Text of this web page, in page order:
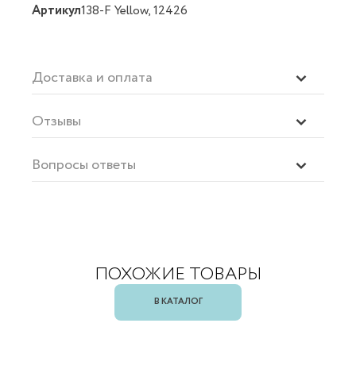
Артикул138-F Yellow, 12426
Доставка и оплата
Отзывы
Вопросы ответы
ПОХОЖИЕ ТОВАРЫ
В КАТАЛОГ